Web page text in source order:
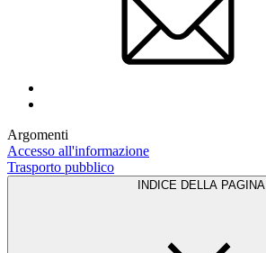
Argomenti
Accesso all'informazione
Trasporto pubblico
INDICE DELLA PAGINA